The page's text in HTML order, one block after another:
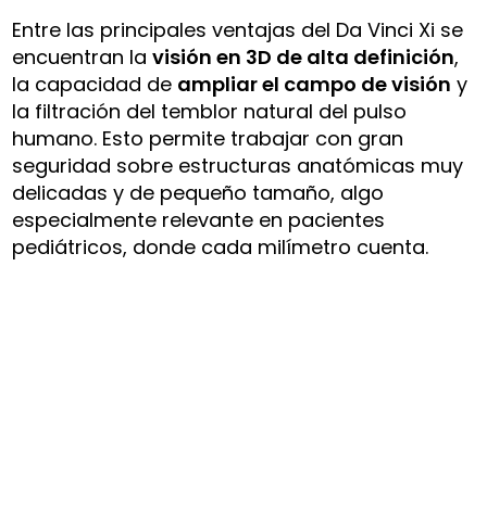
Entre las principales ventajas del Da Vinci Xi se
encuentran lavisión en 3D de alta definición,
la capacidad de ampliar el campo de visión y
la filtración del temblor natural del pulso
humano. Esto permite trabajar con gran
seguridad sobre estructuras anatómicas muy
delicadas y de pequeño tamaño, algo
especialmente relevante en pacientes
pediátricos, donde cada milímetro cuenta.